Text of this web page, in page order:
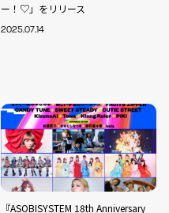
ー！♡」をリリース
2025.07.14
『ASOBISYSTEM 18th Anniversary